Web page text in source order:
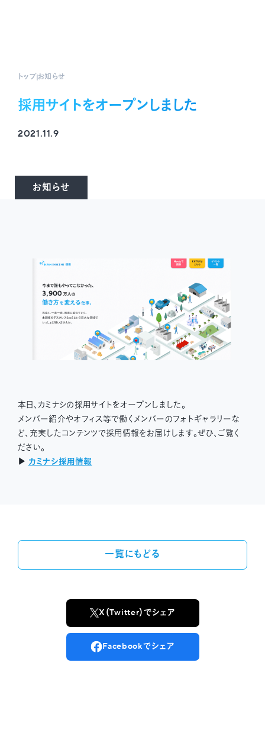
トップお知らせ
採用サイトをオープンしました
2021.11.9
お知らせ
本日、カミナシの採用サイトをオープンしました。
メンバー紹介やオフィス等で働くメンバーのフォトギャラリーな
ど、充実したコンテンツで採用情報をお届けします。ぜひ、ご覧く
ださい。
▶︎ カミナシ採用情報
一覧にもどる
X（Twitter）でシェア
Facebookでシェア